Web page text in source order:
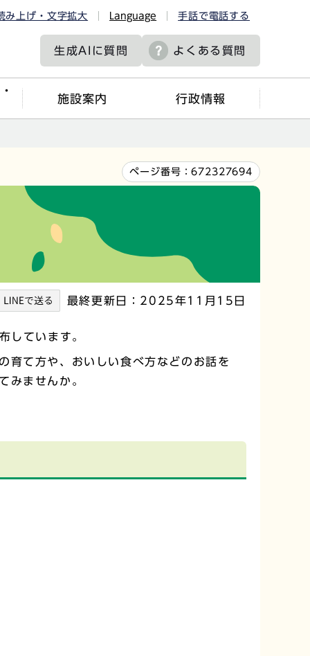
み上げ・文字拡大 Language 手話で電話する
生成AIに質問 よくある質問
施設案内 行政情報
ページ番号：672327694
最終更新日：2025年11月15日
しています。
育て方や、おいしい食べ方などのお話を
みませんか。